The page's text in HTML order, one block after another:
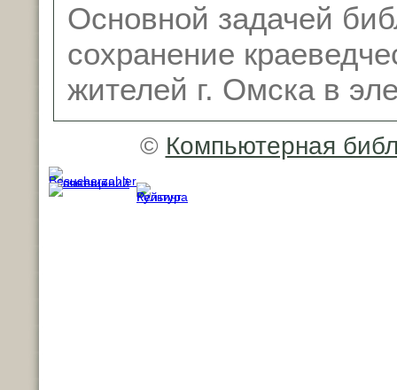
Основной задачей
сохранение
жителей г. Омска в
© Компьютерная